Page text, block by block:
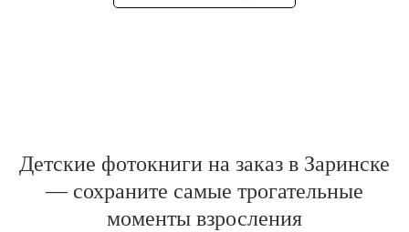
Детские фотокниги на заказ в Заринске
— сохраните самые трогательные
моменты взросления